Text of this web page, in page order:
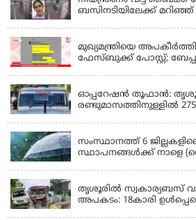
ബസിനടിയിലേക്ക്
മുഖ്യമന്ത്രിയെ
ഫേസ്‌ബുക്ക്
ഓപ്പറേഷൻ തൂഫാൻ: തൃശൂർ
രണ്ടുമാസത്തിനുള്ളിൽ
സംസ്ഥാനത്ത് 6 ജില്ലകളിലെ
സ്ഥാപനങ്ങൾക്ക് നാളെ
തൃശൂരിൽ സ്വകാര്യബസ്
അപകടം: 18കാരി